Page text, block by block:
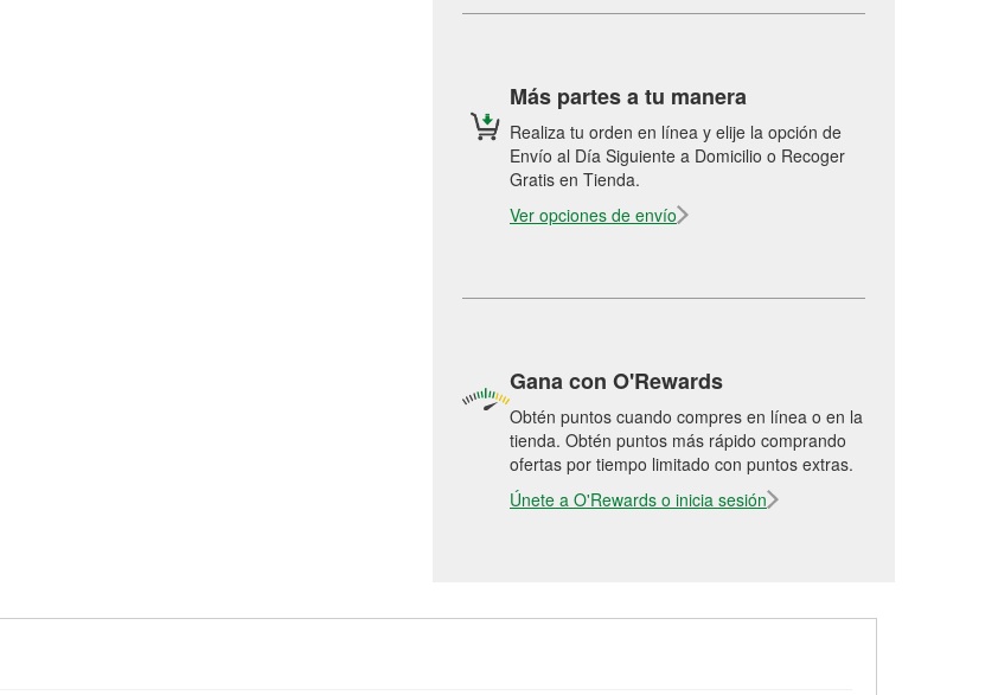
Más partes a tu manera
Realiza tu orden en línea y elije la opción de
Envío al Día Siguiente a Domicilio o Recoger
Gratis en Tienda.
Ver opciones de envío
Gana con O'Rewards
Obtén puntos cuando compres en línea o en la
tienda. Obtén puntos más rápido comprando
ofertas por tiempo limitado con puntos extras.
Únete a O'Rewards o inicia sesión